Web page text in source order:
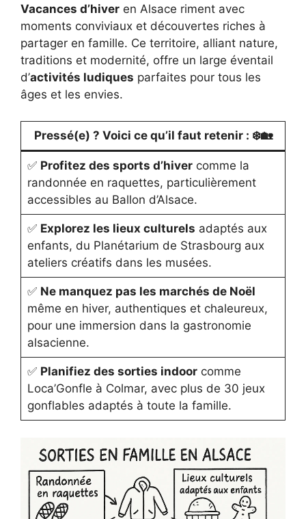
Vacances d’hiver en Alsace riment avec
moments conviviaux et découvertes riches à
partager en famille. Ce territoire, alliant nature,
traditions et modernité, offre un large éventail
d’activités ludiques parfaites pour tous les
âges et les envies.
Pressé(e) ? Voici ce qu’il faut retenir : ❄️🏡
✅ Profitez des sports d’hivercomme la
randonnée en raquettes, particulièrement
accessibles au Ballon d’Alsace.
✅ Explorez les lieux culturels adaptés aux
enfants, du Planétarium de Strasbourg aux
ateliers créatifs dans les musées.
✅ Ne manquez pas les marchés de Noël
même en hiver, authentiques et chaleureux,
pour une immersion dans la gastronomie
alsacienne.
✅ Planifiez des sorties indoorcomme
Loca’Gonfle à Colmar, avec plus de 30 jeux
gonflables adaptés à toute la famille.